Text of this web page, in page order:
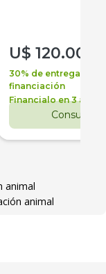
U$ 120.000
30% de entrega +
financiación
Financialo en 3 años
Consultar
animal
animal